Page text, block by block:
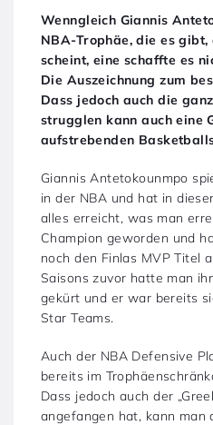
Wenngleich Giannis
NBA-Trophäe, die es
scheint, eine schaffte es
Die Auszeichnung zum
Dass jedoch auch die
strugglen kann auch eine
aufstrebenden
Giannis Antetokounmpo
in der NBA und hat in
alles erreicht, was man
Champion geworden und
noch den Finlas MVP Titel
Saisons zuvor hatte man
gekürt und er war bereits
Star Teams.
Auch der NBA Defensive
bereits im
Dass jedoch auch der
angefangen hat, kann man